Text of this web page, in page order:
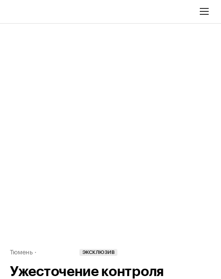
Тюмень ЭКСКЛЮЗИВ
Ужесточение контроля